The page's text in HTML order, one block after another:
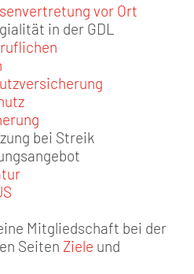
vor Ort
in der GDL
bei Streik
Mitgliedschaft bei der
Seiten Ziele und